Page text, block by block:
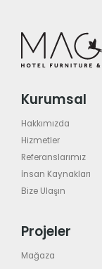
Kurumsal
Hakkımızda
Hizmetler
Referanslarımız
İnsan Kaynakları
Bize Ulaşın
Projeler
Mağaza